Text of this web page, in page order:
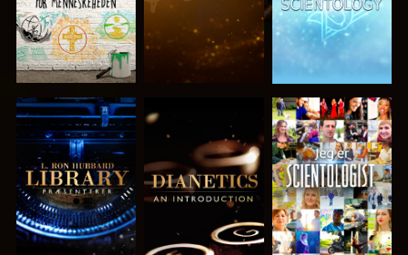
UDFORSK
SERIEN
UDFORSK
SERIEN
SE